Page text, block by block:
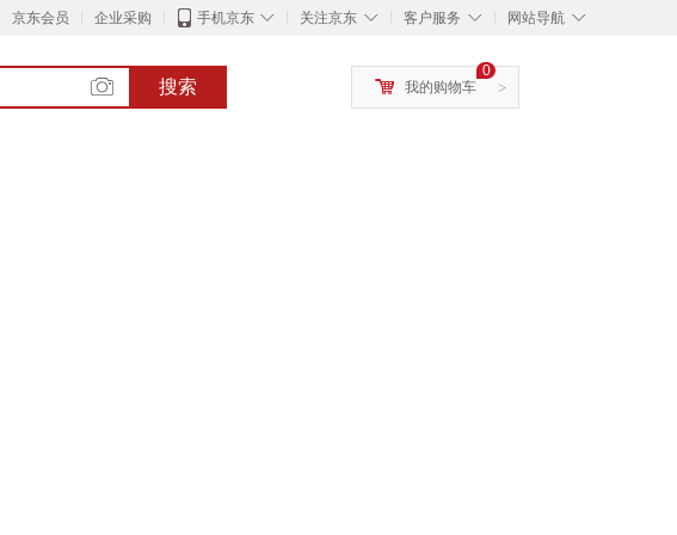
京东会员 企业采购 ◇
手机京东 ◇
关注京东 ◇
客户服务 ◇
网站导航
搜索 >
0
我的购物车